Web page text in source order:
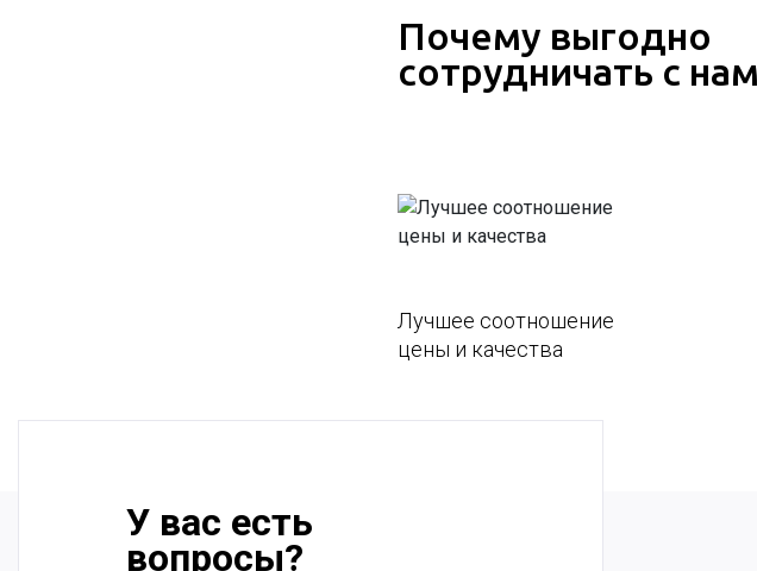
Почему выгодно
сотрудничать с
Лучшее соотношение
цены и качества
У вас есть
вопросы?